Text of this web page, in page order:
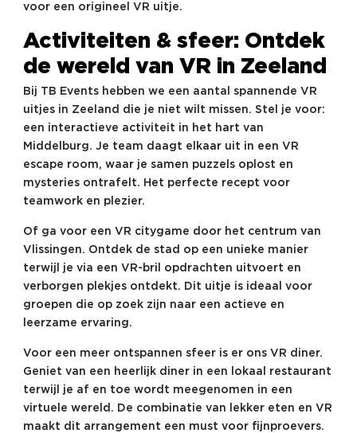
voor een origineel VR uitje.
Activiteiten & sfeer: Ontdek
de wereld van VR in Zeeland
Bij TB Events hebben we een aantal spannende VR
uitjes in Zeeland die je niet wilt missen. Stel je voor:
een interactieve activiteit in het hart van
Middelburg. Je team daagt elkaar uit in een VR
escape room, waar je samen puzzels oplost en
mysteries ontrafelt. Het perfecte recept voor
teamwork en plezier.
Of ga voor een VR citygame door het centrum van
Vlissingen. Ontdek de stad op een unieke manier
terwijl je via een VR-bril opdrachten uitvoert en
verborgen plekjes ontdekt. Dit uitje is ideaal voor
groepen die op zoek zijn naar een actieve en
leerzame ervaring.
Voor een meer ontspannen sfeer is er ons VR diner.
Geniet van een heerlijk diner in een lokaal restaurant
terwijl je af en toe wordt meegenomen in een
virtuele wereld. De combinatie van lekker eten en VR
maakt dit arrangement een must voor fijnproevers.